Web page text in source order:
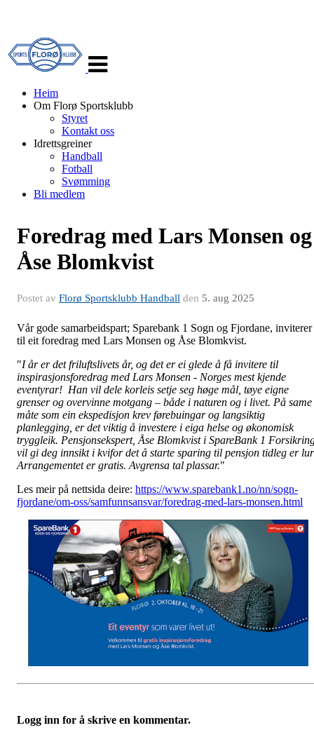
navigasjon
Heim
Om Florø Sportsklubb
Styret
Kontakt oss
Idrettsgreiner
Handball
Fotball
Svømming
Bli medlem
Foredrag med Lars Monsen og
Åse Blomkvist
Postet av Florø Sportsklubb Handball den 5. aug 2025
Vår gode samarbeidspart; Sparebank 1 Sogn og Fjordane, inviterer
til eit foredrag med Lars Monsen og Åse Blomkvist.
"I år er det friluftslivets år, og det er ei glede å få invitere til
inspirasjonsforedrag med Lars Monsen - Norges mest kjende
eventyrar! Han vil dele korleis setje seg høge mål, tøye eigne
grenser og overvinne motgang – både i naturen og i livet. På same
måte som ein ekspedisjon krev førebuingar og langsiktig
planlegging, er det viktig å investere i eiga helse og økonomisk
tryggleik. Pensjonsekspert, Åse Blomkvist i SpareBank 1
vil gi deg innsikt i kvifor det å starte sparing til pensjon tidleg er
Arrangementet er gratis. Avgrensa tal plassar."
Les meir på nettsida deire: https://www.sparebank1.no/nn/sogn-
fjordane/om-oss/samfunnsansvar/foredrag-med-lars-monsen.html
Logg inn for å skrive en kommentar.